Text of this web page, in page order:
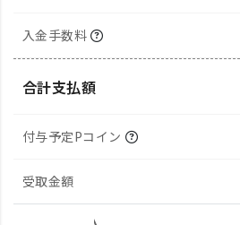
入金手数料
合計支払額
付与予定Pコイン
受取金額